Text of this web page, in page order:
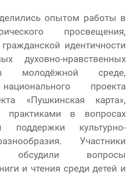
опытом работы в
просвещения,
идентичности
духовно-нравственных
молодёжной среде,
проекта
«Пушкинская карта»,
практиками в вопросах
поддержки культурно-
Участники
обсудили вопросы
и чтения среди детей и